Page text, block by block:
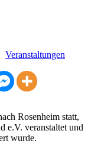
Veranstaltungen
Rosenheim statt,
e.V. veranstaltet und
wurde.